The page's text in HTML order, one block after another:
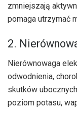
zmniejszają
pomaga utrzymać
2.
Nierównowaga
odwodnienia,
skutków
poziom potasu,